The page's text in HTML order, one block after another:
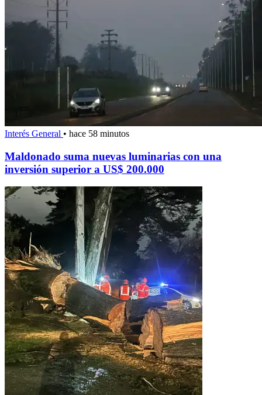
Interés General • hace 58 minutos
Maldonado suma nuevas luminarias con una
inversión superior a US$ 200.000